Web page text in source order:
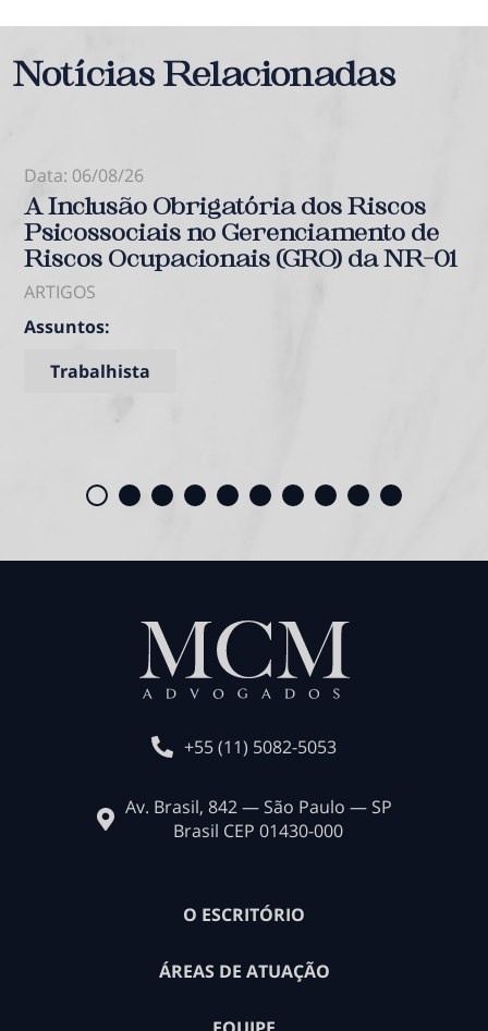
Notícias Relacionadas
Data: 06/08/26
A Inclusão Obrigatória dos Riscos
Psicossociais no Gerenciamento de
Riscos Ocupacionais (GRO) da NR-01
ARTIGOS
Assuntos:
Trabalhista
+55 (11) 5082-5053
Av. Brasil, 842 — São Paulo — SP
Brasil CEP 01430-000
O ESCRITÓRIO
ÁREAS DE ATUAÇÃO